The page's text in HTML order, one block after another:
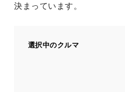
決まっています。
選択中のクルマ